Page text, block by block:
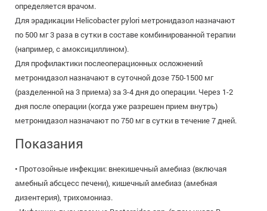
определяется врачом.
Для эрадикации Helicobacter pylori метронидазол назначают
по 500 мг 3 раза в сутки в составе комбинированной терапии
(например, с амоксициллином).
Для профилактики послеоперационных осложнений
метронидазол назначают в суточной дозе 750-1500 мг
(разделенной на 3 приема) за 3-4 дня до операции. Через 1-2
дня после операции (когда уже разрешен прием внутрь)
метронидазол назначают по 750 мг в сутки в течение 7 дней.
Показания
• Протозойные инфекции: внекишечный амебиаз (включая
амебный абсцесс печени), кишечный амебиаз (амебная
дизентерия), трихомониаз.